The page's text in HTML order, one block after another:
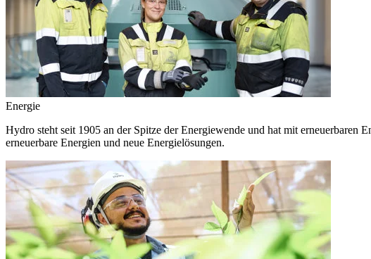
Energie
Hydro steht seit 1905 an der Spitze der Energiewende und hat mit
erneuerbare Energien und neue Energielösungen.